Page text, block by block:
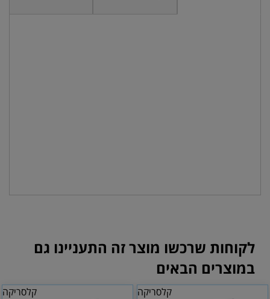
לקוחות שרכשו מוצר זה התעניינו גם
במוצרים הבאים
קלסריקה קלסריקה